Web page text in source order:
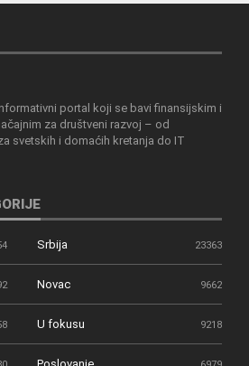
portal koji se bavi finansijskim i
za društveni razvoj – od
svetskih i domaćih kretanja do IT
Srbija 23363
Novac 9662
U fokusu 9218